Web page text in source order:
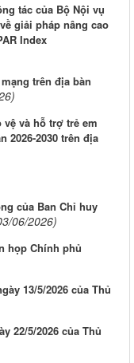
tác của Bộ Nội vụ
giải pháp nâng cao
Index
trên địa bàn
và hỗ trợ trẻ em
2026-2030 trên địa
của Ban Chỉ huy
06/2026)
họp Chính phủ
13/5/2026 của Thủ
22/5/2026 của Thủ